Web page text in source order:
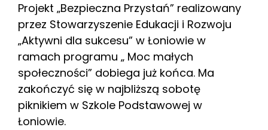
Projekt „Bezpieczna Przystań” realizowany
przez Stowarzyszenie Edukacji i Rozwoju
„Aktywni dla sukcesu” w Łoniowie w
ramach programu „ Moc małych
społeczności” dobiega już końca. Ma
zakończyć się w najbliższą sobotę
piknikiem w Szkole Podstawowej w
Łoniowie.